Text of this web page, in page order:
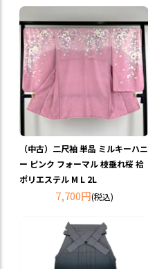
（中古）二尺袖 単品 ミルキーハニ
ー ピンク フォーマル 枝垂れ桜 袷
ポリエステル M L 2L
7,700円(税込)